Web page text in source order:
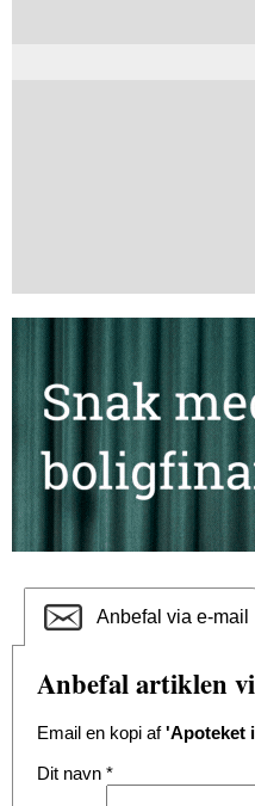
Anbefal via e-mail
Anbefal artiklen
Email en kopi af'Apoteket
Dit navn *